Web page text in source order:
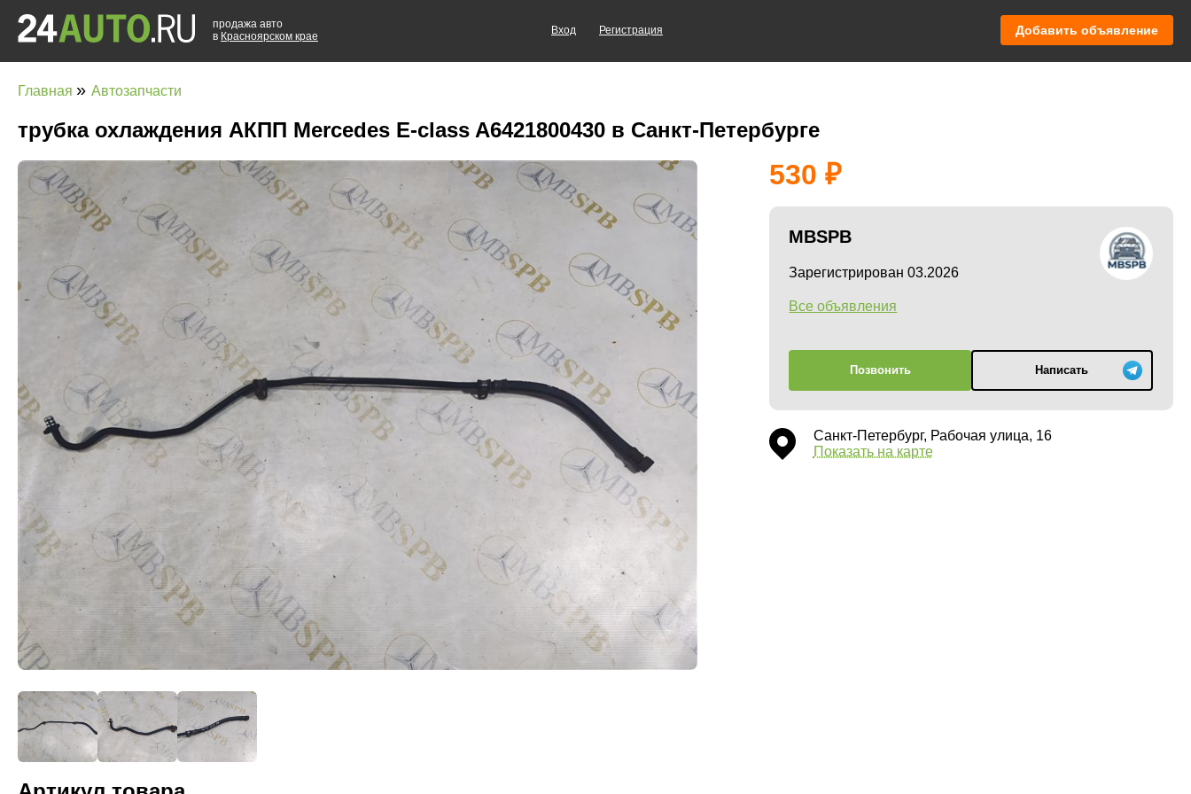
продажа авто
в Красноярском крае
Вход Регистрация Добавить объявление
Главная » Автозапчасти
трубка охлаждения АКПП Mercedes E-class A6421800430 в Санкт-Петербурге
530
MBSPB
Зарегистрирован 03.2026
Все объявления
Позвонить Написать
Санкт-Петербург, Рабочая улица, 16
Показать на карте